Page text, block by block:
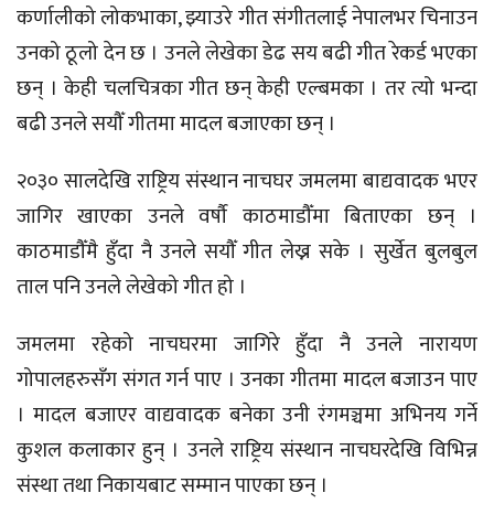
कर्णालीको लोकभाका, झ्याउरे गीत संगीतलाई नेपालभर चिनाउन
उनको ठूलो देन छ । उनले लेखेका डेढ सय बढी गीत रेकर्ड भएका
छन् । केही चलचित्रका गीत छन् केही एल्बमका । तर त्यो भन्दा
बढी उनले सयौँ गीतमा मादल बजाएका छन् ।
२०३० सालदेखि राष्ट्रिय संस्थान नाचघर जमलमा बाद्यवादक भएर
जागिर खाएका उनले वर्षौ काठमाडौँमा बिताएका छन् ।
काठमाडौँमै हुँदा नै उनले सयौँ गीत लेख्न सके । सुर्खेत बुलबुल
ताल पनि उनले लेखेको गीत हो ।
जमलमा रहेको नाचघरमा जागिरे हुँदा नै उनले नारायण
गोपालहरुसँग संगत गर्न पाए । उनका गीतमा मादल बजाउन पाए
। मादल बजाएर वाद्यवादक बनेका उनी रंगमञ्चमा अभिनय गर्ने
कुशल कलाकार हुन् । उनले राष्ट्रिय संस्थान नाचघरदेखि विभिन्न
संस्था तथा निकायबाट सम्मान पाएका छन् ।